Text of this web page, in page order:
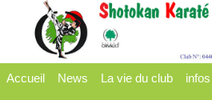
Accueil News La vie du club
Panneau de gestion des cookies